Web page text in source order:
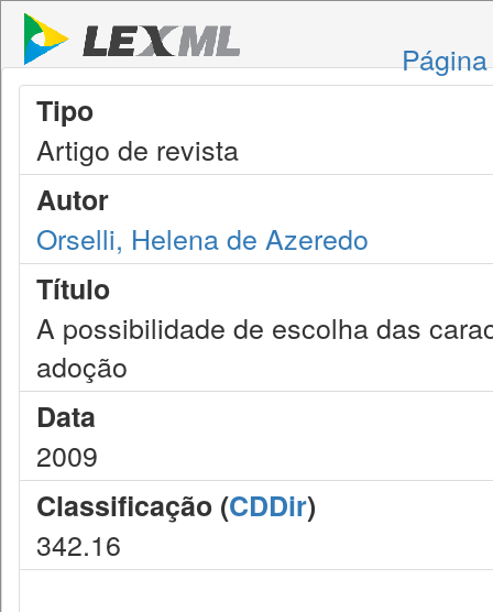
Tipo
Artigo de revista
Autor
Orselli, Helena de Azeredo
Título
A possibilidade de escolha das
adoção
Data
2009
Classificação (CDDir)
342.16